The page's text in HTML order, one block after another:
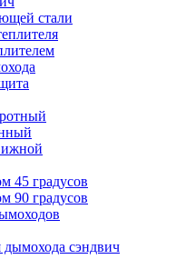
стали
45 градусов
90 градусов
сэндвич